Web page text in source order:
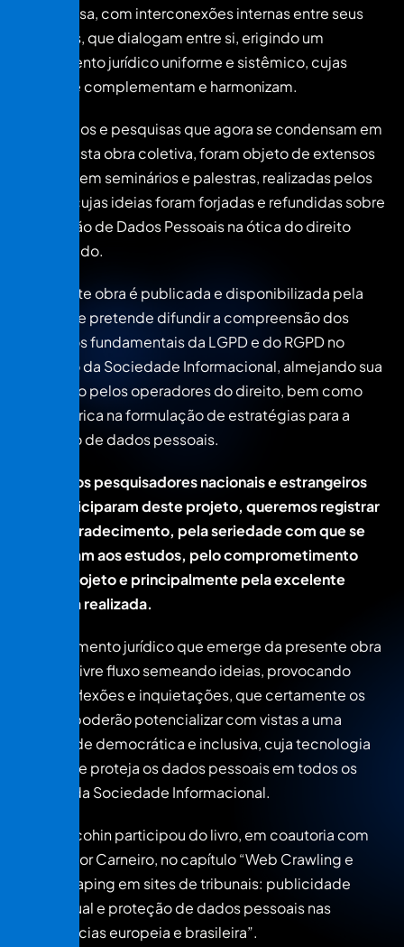
obra coesa, com interconexões internas entre seus
capítulos, que dialogam entre si, erigindo um
pensamento jurídico uniforme e sistêmico, cujas
partes se complementam e harmonizam.
Os estudos e pesquisas que agora se condensam em
forma desta obra coletiva, foram objeto de extensos
debates em seminários e palestras, realizadas pelos
autores cujas ideias foram forjadas e refundidas sobre
a Proteção de Dados Pessoais na ótica do direito
comparado.
A presente obra é publicada e disponibilizada pela
internet, e pretende difundir a compreensão dos
conceitos fundamentais da LGPD e do RGPD no
contexto da Sociedade Informacional, almejando sua
aplicação pelos operadores do direito, bem como
base teórica na formulação de estratégias para a
proteção de dados pessoais.
A todos os pesquisadores nacionais e estrangeiros
que participaram deste projeto, queremos registrar
nosso agradecimento, pela seriedade com que se
dedicaram aos estudos, pelo comprometimento
com o projeto e principalmente pela excelente
pesquisa realizada.
O pensamento jurídico que emerge da presente obra
ganhará livre fluxo semeando ideias, provocando
novas reflexões e inquietações, que certamente os
leitores poderão potencializar com vistas a uma
sociedade democrática e inclusiva, cuja tecnologia
respeite e proteja os dados pessoais em todos os
setores da Sociedade Informacional.
Aline Macohin participou do livro, em coautoria com
João Victor Carneiro, no capítulo “Web Crawling e
Web Scraping em sites de tribunais: publicidade
processual e proteção de dados pessoais nas
experiências europeia e brasileira”.